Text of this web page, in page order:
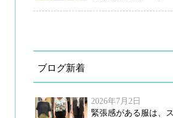
ブログ新着
2026年7月2日
緊張感がある服は、